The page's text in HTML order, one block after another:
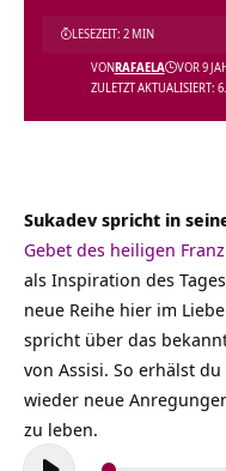
ZULETZT AKTUALISIERT:
VONRAFAELA VOR 9
LESEZEIT: 2 MIN
Sukadev spricht in
Gebet des heiligen
als Inspiration des
neue Reihe hier im
spricht über das
von Assisi. So erhälst
wieder neue
zu leben.
Audio-